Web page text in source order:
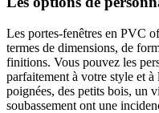
Les portes-fenêtres en PVC
termes de dimensions, de
finitions. Vous pouvez les
parfaitement à votre style et
poignées, des petits bois, un
soubassement ont une